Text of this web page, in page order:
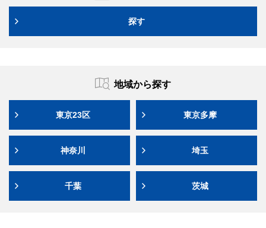
探す
地域から探す
東京23区 東京多摩
神奈川 埼玉
千葉 茨城